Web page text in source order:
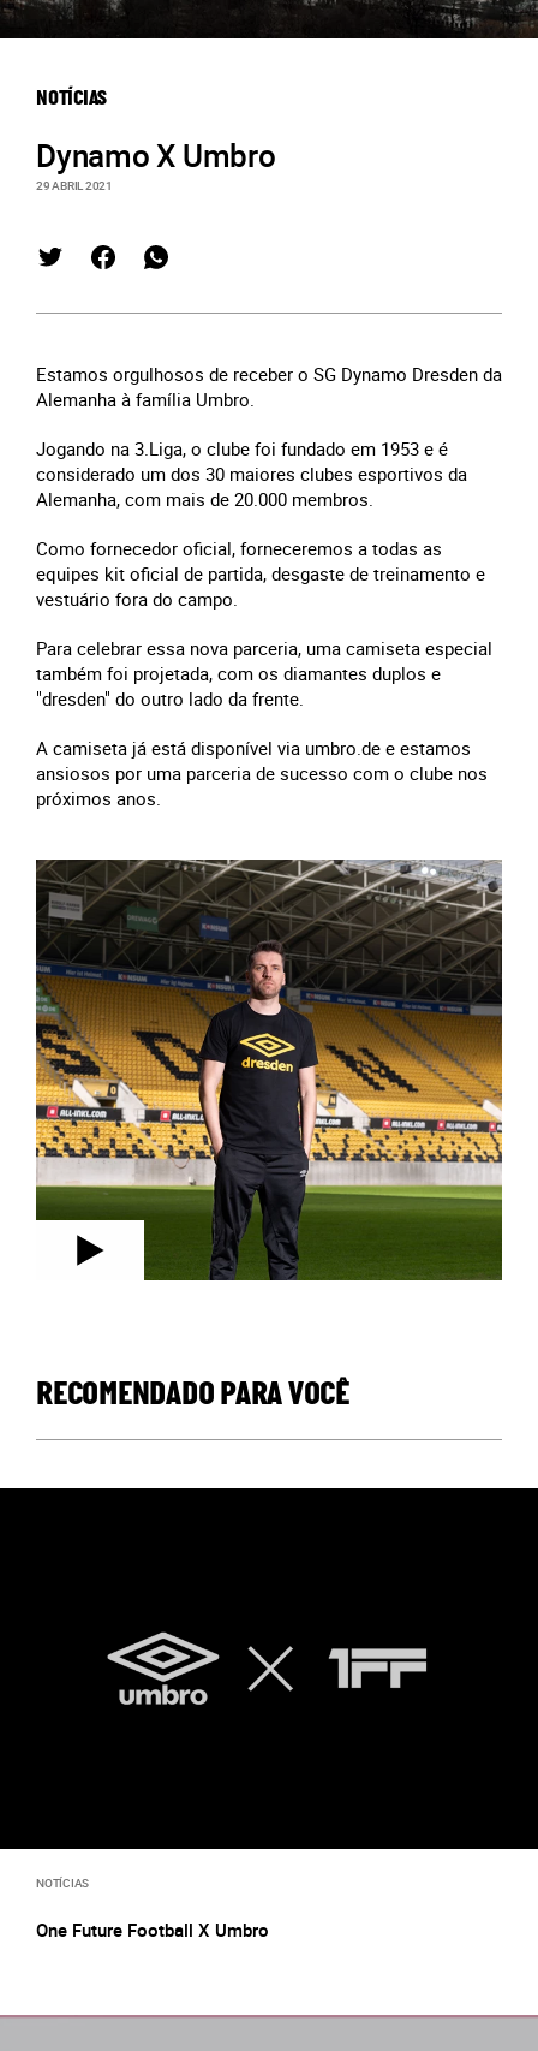
NOTÍCIAS
Dynamo X Umbro
29 ABRIL 2021
Estamos orgulhosos de receber o SG Dynamo Dresden da
Alemanha à família Umbro.
Jogando na 3.Liga, o clube foi fundado em 1953 e é
considerado um dos 30 maiores clubes esportivos da
Alemanha, com mais de 20.000 membros.
Como fornecedor oficial, forneceremos a todas as
equipes kit oficial de partida, desgaste de treinamento e
vestuário fora do campo.
Para celebrar essa nova parceria, uma camiseta especial
também foi projetada, com os diamantes duplos e
"dresden" do outro lado da frente.
A camiseta já está disponível via umbro.de e estamos
ansiosos por uma parceria de sucesso com o clube nos
próximos anos.
RECOMENDADO PARA VOCÊ
NOTÍCIAS
One Future Football X Umbro